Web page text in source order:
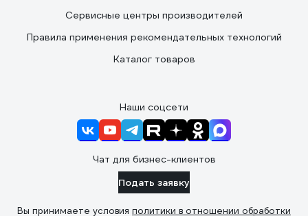
Сервисные центры производителей
Правила применения рекомендательных технологий
Каталог товаров
Наши соцсети
Чат для бизнес-клиентов
Подать заявку
Вы принимаете условия политики в отношении обработки